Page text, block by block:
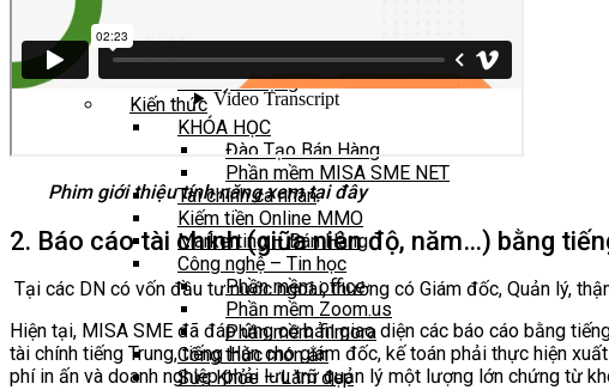
TÀI LIỆU
Liên hệ
Tuyển dụng
Tin tuyển dụng
Kiến thức
KHÓA HỌC
Đào Tạo Bán Hàng
Phần mềm MISA SME NET
Tài chính cá nhân
Kiếm tiền Online MMO
Markerting – Bán Hàng
Công nghệ – Tin học
Phần mềm office
Phần mềm Zoom.us
Phần mềm filmora
Công thức món ăn
Sức Khỏe – Làm đẹp
Phim giới thiệu tính năng xem tại đây
2. Báo cáo tài chính (giữa niên độ, năm…) bằng
Tại các DN có vốn đầu tư nước ngoài, thường có Giám đốc, Quản lý,
Hiện tại, MISA SME đã đáp ứng cơ bản giao diện các báo cáo bằng
tài chính tiếng Trung, tiếng Hàn cho giám đốc, kế toán phải thực hiện
phí in ấn và doanh nghiệp phải lưu trữ quản lý một lượng lớn chứng từ